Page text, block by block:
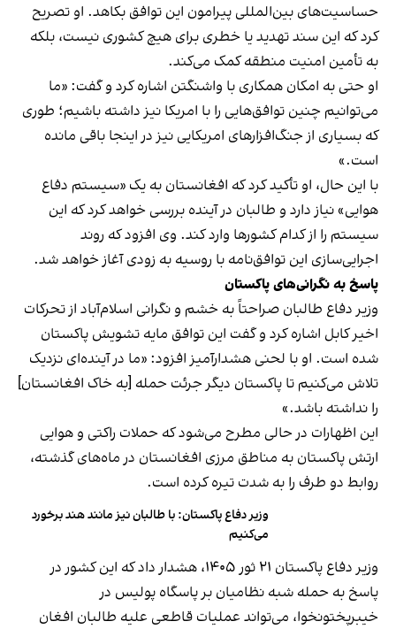
حساسیت‌های بین‌المللی پیرامون این توافق بکاهد. او تصریح
کرد که این سند تهدید یا خطری برای هیچ کشوری نیست، بلکه
به تأمین امنیت منطقه کمک می‌کند.
او حتی به امکان همکاری با واشنگتن اشاره کرد و گفت: «ما
می‌توانیم چنین توافق‌هایی را با امریکا نیز داشته باشیم؛ طوری
که بسیاری از جنگ‌افزارهای امریکایی نیز در اینجا باقی مانده
است.»
با این حال، او تأکید کرد که افغانستان به یک «سیستم دفاع
هوایی» نیاز دارد و طالبان در آینده بررسی خواهد کرد که این
سیستم را از کدام کشورها وارد کند. وی افزود که روند
اجرایی‌سازی این توافق‌نامه با روسیه به زودی آغاز خواهد شد.
پاسخ به نگرانی‌های پاکستان
وزیر دفاع طالبان صراحتاً به خشم و نگرانی اسلام‌آباد از تحرکات
اخیر کابل اشاره کرد و گفت این توافق مایه تشویش پاکستان
شده است. او با لحنی هشدارآمیز افزود: «ما در آینده‌ای نزدیک
تلاش می‌کنیم تا پاکستان دیگر جرئت حمله [به خاک افغانستان]
را نداشته باشد.»
این اظهارات در حالی مطرح می‌شود که حملات راکتی و هوایی
ارتش پاکستان به مناطق مرزی افغانستان در ماه‌های گذشته،
روابط دو طرف را به شدت تیره کرده است.
وزیر دفاع پاکستان: با طالبان نیز مانند هند برخورد
می‌کنیم
وزیر دفاع پاکستان ۲۱ ثور ۱۴۰۵، هشدار داد که این کشور در
پاسخ به حمله شبه نظامیان بر پاسگاه پولیس در
خیبرپختونخوا، می‌تواند عملیات قاطعی علیه طالبان افغان